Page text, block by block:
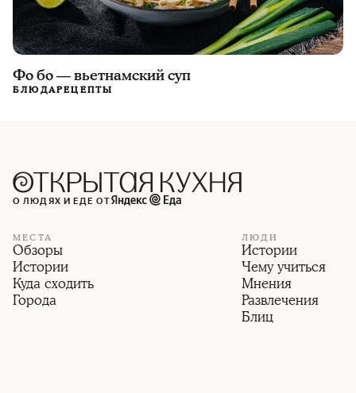
Фо бо — вьетнамский суп
БЛЮДАРЕЦЕПТЫ
О ЛЮДЯХ И ЕДЕ ОТ
МЕСТА
Обзоры
Истории
Куда сходить
Города
ЛЮДИ
Истории
Чему учиться
Мнения
Развлечения
Блиц